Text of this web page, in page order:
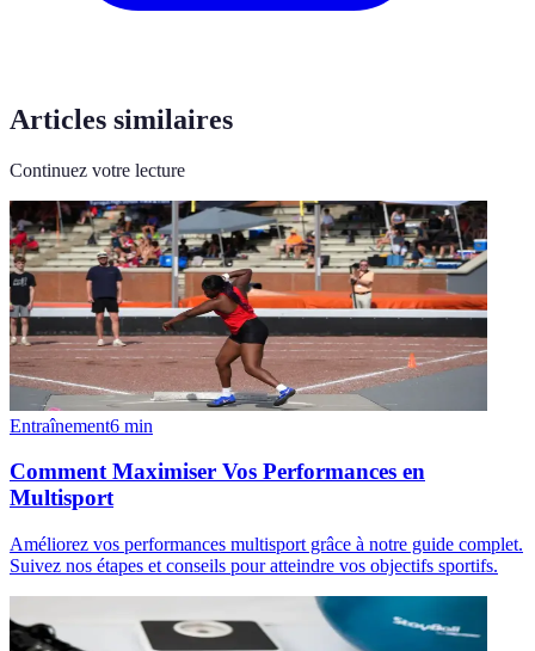
Articles similaires
Continuez votre lecture
Entraînement6 min
Comment Maximiser Vos Performances en
Multisport
Améliorez vos performances multisport grâce à notre guide complet.
Suivez nos étapes et conseils pour atteindre vos objectifs sportifs.